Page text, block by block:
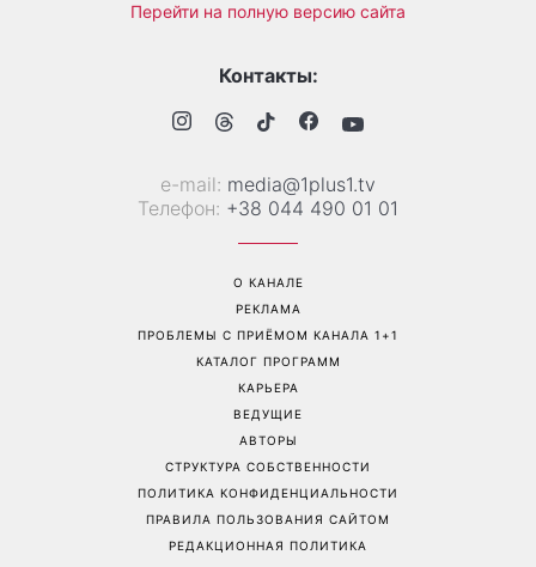
Перейти на полную версию сайта
Контакты:
е-mail: media@1plus1.tv
Телефон: +38 044 490 01 01
О КАНАЛЕ
РЕКЛАМА
ПРОБЛЕМЫ С ПРИЁМОМ КАНАЛА 1+1
КАТАЛОГ ПРОГРАММ
КАРЬЕРА
ВЕДУЩИЕ
АВТОРЫ
СТРУКТУРА СОБСТВЕННОСТИ
ПОЛИТИКА КОНФИДЕНЦИАЛЬНОСТИ
ПРАВИЛА ПОЛЬЗОВАНИЯ САЙТОМ
РЕДАКЦИОННАЯ ПОЛИТИКА